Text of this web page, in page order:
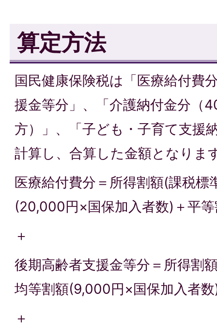
算定方法
国民健康保険税は「医療給付費
援金等分」、「介護納付金分（
方）」、「子ども・子育て支援
計算し、合算した金額となりま
医療給付費分＝所得割額(課税標
(20,000円×国保加入者数)＋平
＋
後期高齢者支援金等分＝所得割
均等割額(9,000円×国保加入者
＋